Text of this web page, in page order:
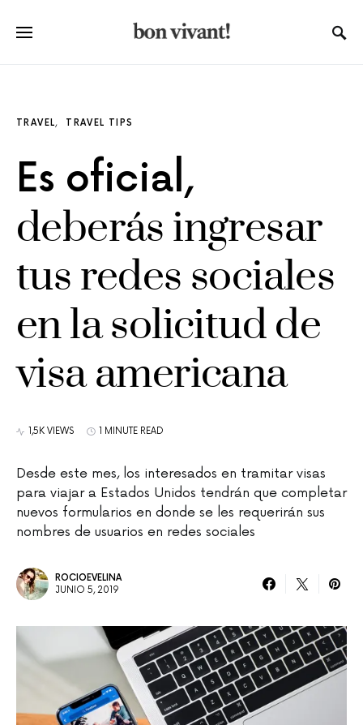
TRAVEL TRAVEL TIPS
Es oficial,
deberás ingresar
tus redes sociales
en la solicitud de
visa americana
1,5K VIEWS 1 MINUTE READ
Desde este mes, los interesados en tramitar visas
para viajar a Estados Unidos tendrán que completar
nuevos formularios en donde se les requerirán sus
nombres de usuarios en redes sociales
ROCIOEVELINA
JUNIO 5, 2019